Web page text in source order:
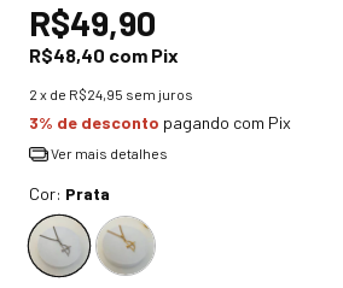
R$49,90
R$48,40 com Pix
2 x de R$24,95 sem juros
3% de desconto pagando com Pix
Ver mais detalhes
Cor: Prata